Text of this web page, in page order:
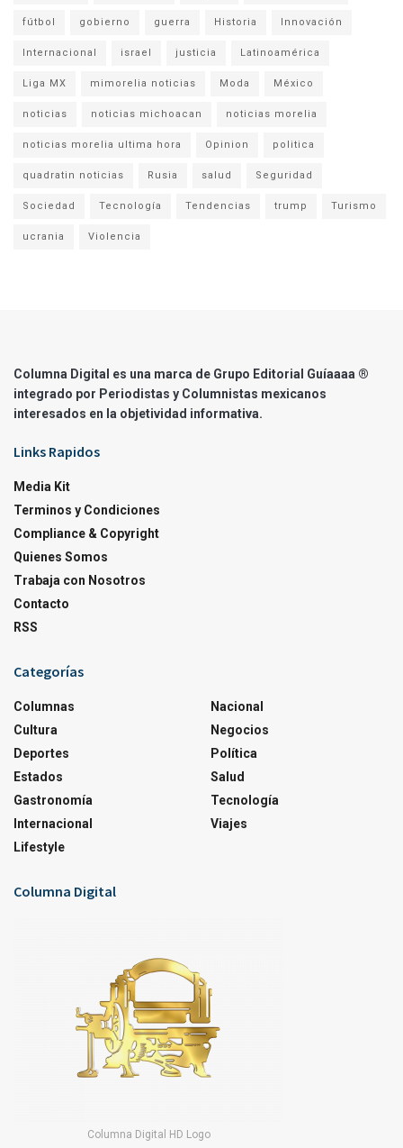
fútbol gobierno guerra Historia Innovación
Internacional israel justicia Latinoamérica
Liga MX mimorelia noticias Moda México
noticias noticias michoacan noticias morelia
noticias morelia ultima hora Opinion politica
quadratin noticias Rusia salud Seguridad
Sociedad Tecnología Tendencias trump Turismo
ucrania Violencia
Columna Digital es una marca de Grupo Editorial Guíaaaa ®
integrado por Periodistas y Columnistas mexicanos
interesados en la objetividad informativa.
Links Rapidos
Media Kit
Terminos y Condiciones
Compliance & Copyright
Quienes Somos
Trabaja con Nosotros
Contacto
RSS
Categorías
Columnas
Cultura
Deportes
Estados
Gastronomía
Internacional
Lifestyle
Nacional
Negocios
Política
Salud
Tecnología
Viajes
Columna Digital
Columna Digital HD Logo